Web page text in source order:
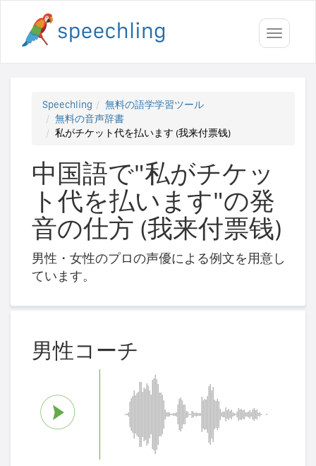
Toggle
Speechling
無料の語学学習ツール
無料の音声辞書
私がチケット代を払います (我来付票钱)
中国語で"私がチケッ
ト代を払います"の発
音の仕方 (我来付票钱)
男性・女性のプロの声優による例文を用意し
ています。
男性コーチ